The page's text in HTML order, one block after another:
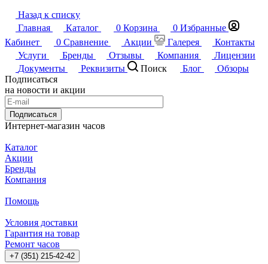
Назад к списку
Главная
Каталог 0 Корзина 0 Избранные
Кабинет
0 Сравнение Акции Галерея
Контакты
Услуги
Бренды Отзывы Компания
Лицензии
Документы
Реквизиты Поиск Блог
Обзоры
Подписаться
на новости и акции
Подписаться
Интернет-магазин часов
Каталог
Акции
Бренды
Компания
Помощь
Условия доставки
Гарантия на товар
Ремонт часов
+7 (351) 215-42-42